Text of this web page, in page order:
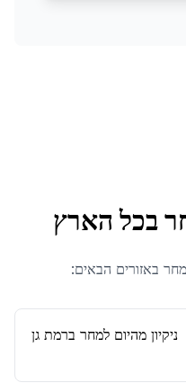
בכל הארץ
באזורים הבאים:
ניקיון מהיום למחר ברמת גן